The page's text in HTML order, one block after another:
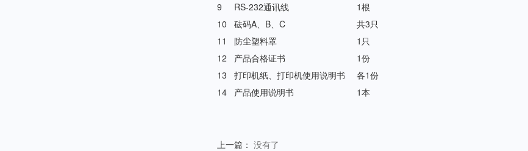
9
RS-232通讯线
1根
10
砝码A、B、C
共3只
11
防尘塑料罩
1只
12
产品合格证书
1份
13
打印机纸、打印机使用说明书
各1份
14
产品使用说明书 1本
上一篇： 没有了